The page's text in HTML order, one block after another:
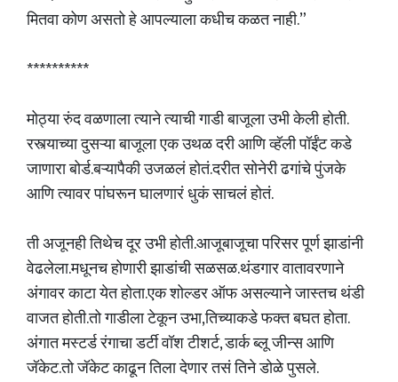
मितवा कोण असतो हे आपल्याला कधीच कळत नाही.”
**********
मोठ्या रुंद वळणाला त्याने त्याची गाडी बाजूला उभी केली होती.
रस्त्याच्या दुसऱ्या बाजूला एक उथळ दरी आणि व्हॅली पॉईंट कडे
जाणारा बोर्ड.बऱ्यापैकी उजळलं होतं.दरीत सोनेरी ढगांचे पुंजके
आणि त्यावर पांघरून घालणारं धुकं साचलं होतं.
ती अजूनही तिथेच दूर उभी होती.आजूबाजूचा परिसर पूर्ण झाडांनी
वेढलेला.मधूनच होणारी झाडांची सळसळ.थंडगार वातावरणाने
अंगावर काटा येत होता.एक शोल्डर ऑफ असल्याने जास्तच थंडी
वाजत होती.तो गाडीला टेकून उभा,तिच्याकडे फक्त बघत होता.
अंगात मस्टर्ड रंगाचा डर्टी वॉश टीशर्ट, डार्क ब्लू जीन्स आणि
जॅकेट.तो जॅकेट काढून तिला देणार तसं तिने डोळे पुसले.